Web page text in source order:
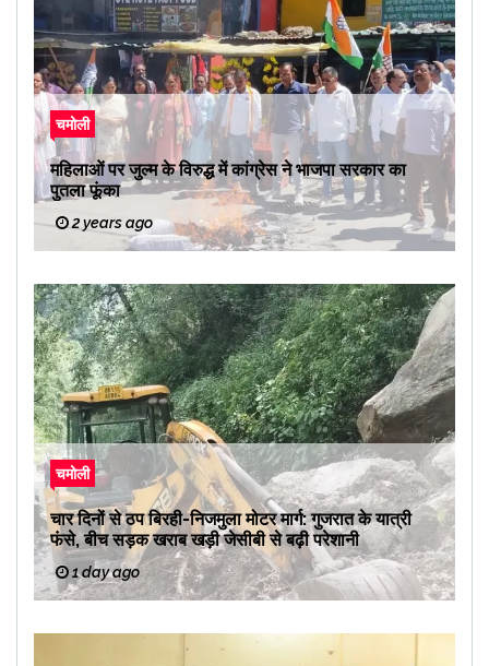
चमोली
महिलाओं पर जुल्म के विरुद्ध में कांग्रेस ने भाजपा सरकार का
पुतला फूंका
2 years ago
चमोली
चार दिनों से ठप बिरही-निजमुला मोटर मार्ग: गुजरात के यात्री
फंसे, बीच सड़क खराब खड़ी जेसीबी से बढ़ी परेशानी
1 day ago